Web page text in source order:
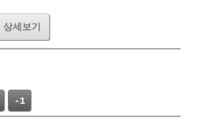
상세보기
-1